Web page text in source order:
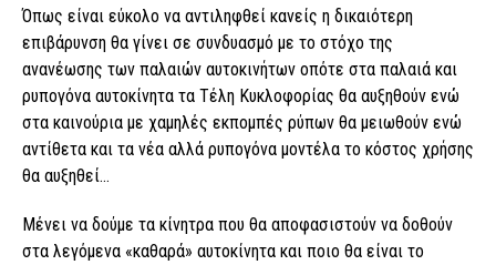
Όπως είναι εύκολο να αντιληφθεί κανείς η δικαιότερη
επιβάρυνση θα γίνει σε συνδυασμό με το στόχο της
ανανέωσης των παλαιών αυτοκινήτων οπότε στα παλαιά και
ρυπογόνα αυτοκίνητα τα Τέλη Κυκλοφορίας θα αυξηθούν ενώ
στα καινούρια με χαμηλές εκπομπές ρύπων θα μειωθούν ενώ
αντίθετα και τα νέα αλλά ρυπογόνα μοντέλα το κόστος χρήσης
θα αυξηθεί…
Μένει να δούμε τα κίνητρα που θα αποφασιστούν να δοθούν
στα λεγόμενα «καθαρά» αυτοκίνητα και ποιο θα είναι το